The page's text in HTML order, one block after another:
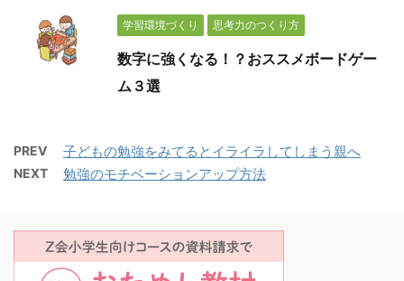
学習環境づくり 思考力のつくり方
数字に強くなる！？おススメボードゲー
ム３選
PREV 子どもの勉強をみてるとイライラしてしまう親へ
NEXT 勉強のモチベーションアップ方法